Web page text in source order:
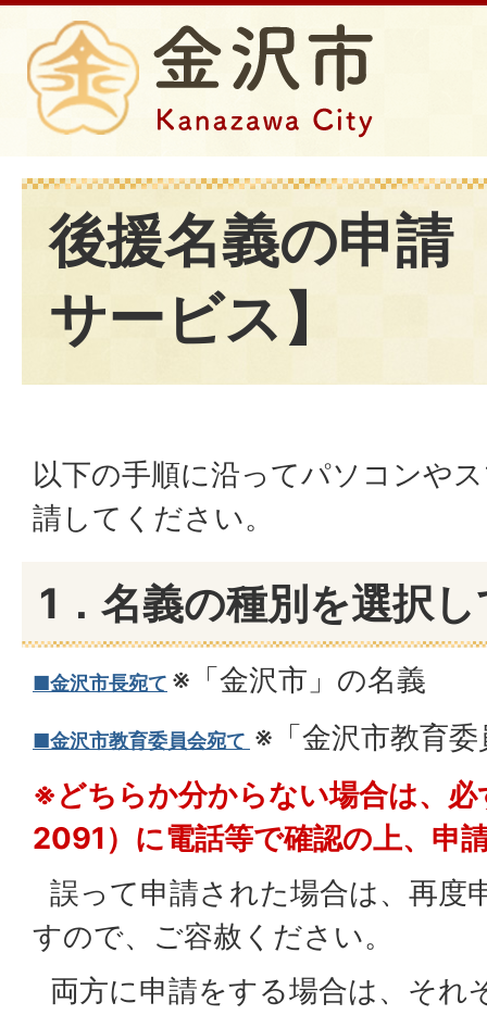
後援名義の申請
サービス】
以下の手順に沿ってパソコンや
請してください。
1．名義の種別を選択
■金沢市長宛て ※「金沢市」の名義
■金沢市教育委員会宛て ※「金沢市教育
※どちらか分からない場合は、
2091）に電話等で確認の上、申
誤って申請された場合は、再度
すので、ご容赦ください。
両方に申請をする場合は、それ